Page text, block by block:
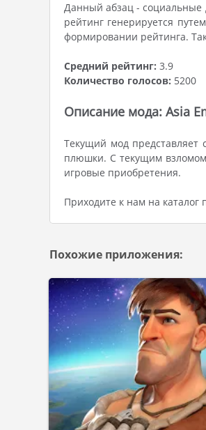
Данный абзац - социальные
рейтинг генерируется
формировании рейтинга.
Средний рейтинг: 3.9
Количество голосов: 5200
Описание мода: Asia
Текущий мод представляет
плюшки. С текущим взломом
игровые приобретения.
Приходите к нам на
Похожие приложения: